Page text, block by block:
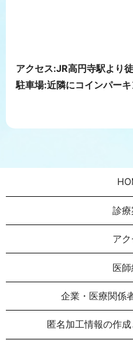
アクセス:JR高円寺駅より
駐車場:近隣にコインパーキ
診
ア
医
企業・医療関係
匿名加⼯情報の作